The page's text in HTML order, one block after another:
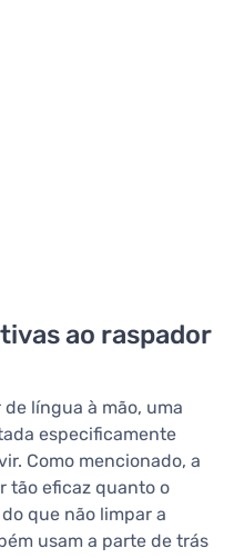
ao raspador
língua à mão, uma
especificamente
Como mencionado, a
tão eficaz quanto o
que não limpar a
usam a parte de trás